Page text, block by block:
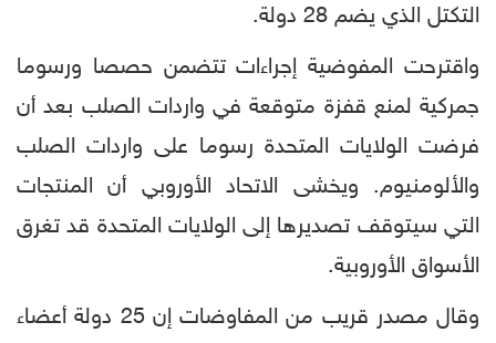
التكتل الذي يضم 28 دولة.
واقترحت المفوضية إجراءات تتضمن حصصا ورسوما
جمركية لمنع قفزة متوقعة في واردات الصلب بعد أن
فرضت الولايات المتحدة رسوما على واردات الصلب
والألومنيوم. ويخشى الاتحاد الأوروبي أن المنتجات
التي سيتوقف تصديرها إلى الولايات المتحدة قد تغرق
الأسواق الأوروبية.
وقال مصدر قريب من المفاوضات إن 25 دولة أعضاء